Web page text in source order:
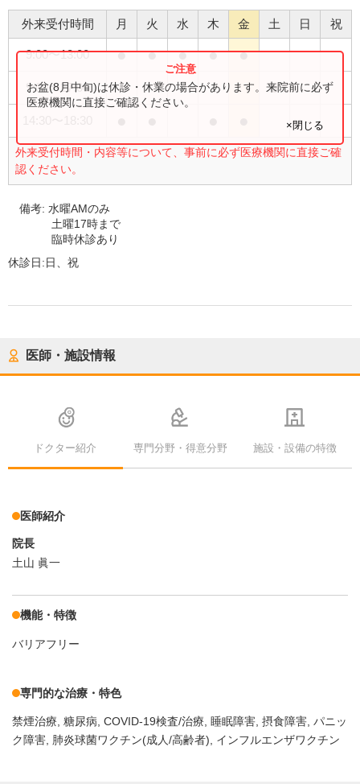
外来受付時間 月 火 水 木 金 土 日 祝
9:00〜13:00 ● ● ● ● ●
9:00〜17:00 ●
外来受付時間・内容等について、事前に必ず医療機関に直接ご確
認ください。
お盆(8月中旬)は休診・休業の場合があります。来院前に必ず
医療機関に直接ご確認ください。
×閉じる
備考:水曜AMのみ
土曜17時まで
臨時休診あり
休診日:日、祝
医師・施設情報
ドクター紹介 専門分野・得意分野 施設・設備の特徴
医師紹介
院長
土山 眞一
機能・特徴
バリアフリー
専門的な治療・特色
禁煙治療 糖尿病 COVID-19検査/治療 睡眠障害 摂食障害 パニッ
ク障害 肺炎球菌ワクチン(成人/高齢者) インフルエンザワクチン